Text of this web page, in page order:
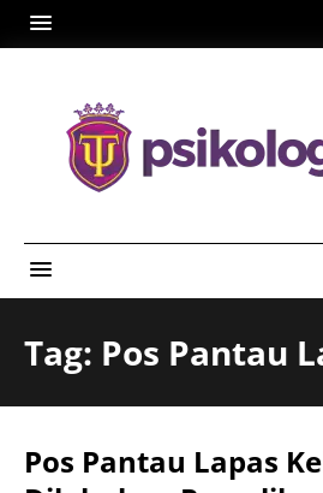
Tag: Pos Pantau
Pos Pantau Lapas